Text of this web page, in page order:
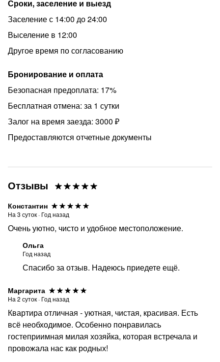
- поздний выезд: до 18.00 + 50% тарифа.
В праздничные и выходные дни стоимость за сутки
может меняться. В зависимости от количества человек
цена тоже может меняться.
Размещение до 4х человек, 2+2.
ВНИМАНИЕ!!! Правила проживания:
- НЕ ПОДХОДИТ ДЛЯ ВЕЧЕРИНОК! (квартира не
сдается, для проведения мероприятий!!!)
- Режим тишины с 23.00 - 9.00
видеонаблюдения для вашей безопасности
- Наличие документов при себе-обязательно (паспорт)
- при заселении обязательное условие : залог 3000 р
(страховой депозит возвращается при соблюдении
после уборки квартиры).
- курение в квартире категорически ЗАПРЕЩЕНО!!!
Мы всегда благодарны нашим гостям за бережное
отношению к нашему имуществу и соблюдению правил
проживания.
Если у вас есть какие-то вопросы или пожелания,
напишите и мы сделаем все возможное, чтобы
Сроки, заселение и выезд
Заселение с 14:00 до 24:00
Выселение в 12:00
Другое время по согласованию
Бронирование и оплата
Безопасная предоплата: 17%
Бесплатная отмена: за 1 сутки
Залог на время заезда: 3000 ₽
Предоставляются отчетные документы
Отзывы
Константин
На 3 суток · Год назад
Очень уютно, чисто и удобное местоположение.
Ольга
Год назад
Спасибо за отзыв. Надеюсь приедете ещё.
Маргарита
На 2 суток · Год назад
Квартира отличная - уютная, чистая, красивая. Есть
всё необходимое. Особенно понравилась
гостеприимная милая хозяйка, которая встречала и
провожала нас как родных!